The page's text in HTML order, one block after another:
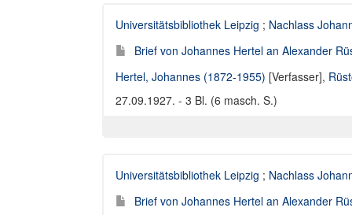
Universitätsbibliothek Leipzig ; Nachlass
Brief von Johannes Hertel an Alexander
Hertel, Johannes (1872-1955) [Verfasser],
27.09.1927. - 3 Bl. (6 masch. S.)
Universitätsbibliothek Leipzig ; Nachlass
Brief von Johannes Hertel an Alexander